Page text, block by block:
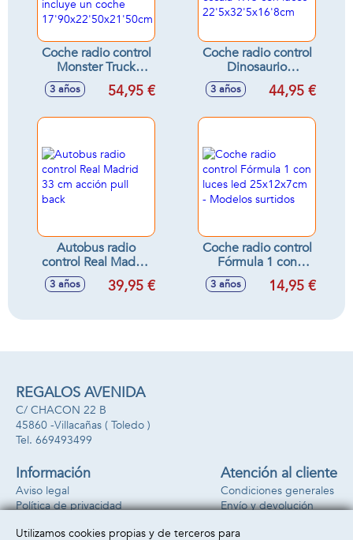
Coche radio control
Monster Truck
transformable en
lanzador, 2 en1,
17'90x22'50x21'50cm
3 años 54,95 €
Coche radio control
Dinosaurio
acrobático 5
ruedas, escala 1:15
22'5x32'5x16'8cm
3 años 44,95 €
Autobus radio
control Real Madrid
33 cm acción pull
back
3 años 39,95 €
Coche radio control
Fórmula 1 con
luces led
25x12x7cm -
3 años 14,95 €
REGALOS AVENIDA
C/ CHACON 22 B
45860 -Villacañas ( Toledo )
669493499
Información
Aviso legal
Política de privacidad
Atención al cliente
Condiciones generales
Envío y devolución
Utilizamos cookies propias y de terceros para